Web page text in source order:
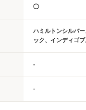
◯
ハミルトンシルバ
ック、インディゴ
-
-